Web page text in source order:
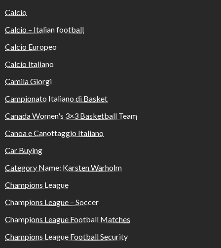
Calcio
Calcio – Italian football
Calcio Europeo
Calcio Italiano
Camila Giorgi
Campionato Italiano di Basket
Canada Women's 3×3 Basketball Team
Canoa e Canottaggio Italiano
Car Buying
Category Name: Karsten Warholm
Champions League
Champions League – Soccer
Champions League Football Matches
Champions League Football Security